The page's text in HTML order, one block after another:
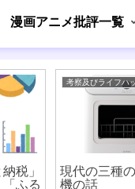
漫画アニメ批評一覧
税」
ふる
考察及びライフハ
現代の三種
機の話